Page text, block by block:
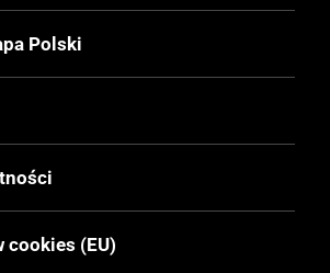
Polski
(EU)